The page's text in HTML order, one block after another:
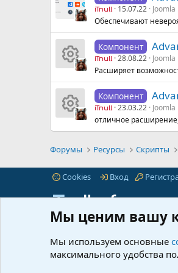
iTnull 15.07.22
Обеспечивают
И
к
о
н
к
а
р
е
Компонент
iTnull 28.08.22
Расширяет
И
к
о
н
к
а
Компонент
iTnull 23.03.22
отличное
Форумы Ресурсы Скрипты
Cookies Вход
iTnull.info - это популярный
мастеров любого уровня.
© 2021-2026 iTnull.info |XenForo® ©
Мы ценим вашу
Мы используем основные
максимального удобства